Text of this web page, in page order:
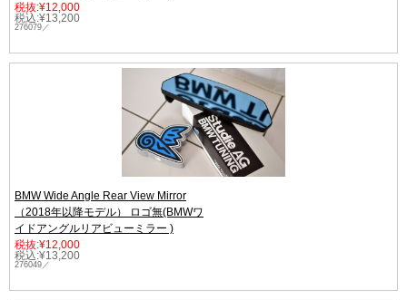
税抜:¥12,000
税込:¥13,200
276079／
BMW Wide Angle Rear View Mirror
（2018年以降モデル） ロゴ無(BMWワ
イドアングルリアビューミラー )
税抜:¥12,000
税込:¥13,200
276049／